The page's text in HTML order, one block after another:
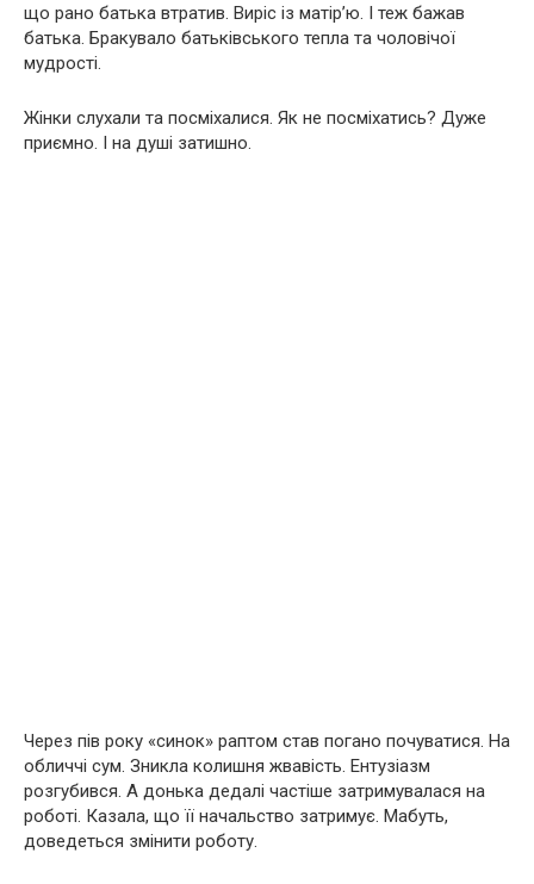
що рано батька втратив. Виріс із матір’ю. І теж бажав
батька. Бракувало батьківського тепла та чоловічої
мудрості.
Жінки слухали та посміхалися. Як не посміхатись? Дуже
приємно. І на душі затишно.
Через пів року «синок» раптом став погано почуватися. На
обличчі сум. Зникла колишня жвавість. Ентузіазм
розгубився. А донька дедалі частіше затримувалася на
роботі. Казала, що її начальство затримує. Мабуть,
доведеться змінити роботу.